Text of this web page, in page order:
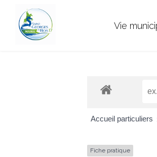
Vie
Accueil particuliers
Fiche pratique